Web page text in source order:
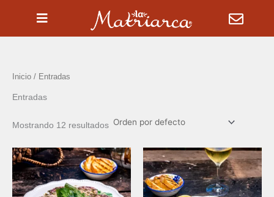
Inicio / Entradas
Entradas
Mostrando 12 resultados